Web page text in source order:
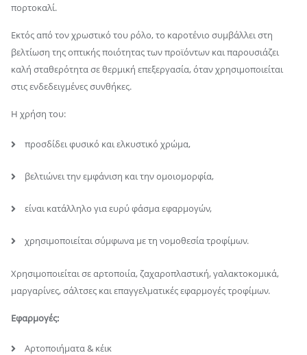
πορτοκαλί.
Εκτός από τον χρωστικό του ρόλο, το καροτένιο συμβάλλει στη
βελτίωση της οπτικής ποιότητας των προϊόντων και παρουσιάζει
καλή σταθερότητα σε θερμική επεξεργασία, όταν χρησιμοποιείται
στις ενδεδειγμένες συνθήκες.
Η χρήση του:
προσδίδει φυσικό και ελκυστικό χρώμα,
βελτιώνει την εμφάνιση και την ομοιομορφία,
είναι κατάλληλο για ευρύ φάσμα εφαρμογών,
χρησιμοποιείται σύμφωνα με τη νομοθεσία τροφίμων.
Χρησιμοποιείται σε αρτοποιία, ζαχαροπλαστική, γαλακτοκομικά,
μαργαρίνες, σάλτσες και επαγγελματικές εφαρμογές τροφίμων.
Εφαρμογές:
Αρτοποιήματα & κέικ